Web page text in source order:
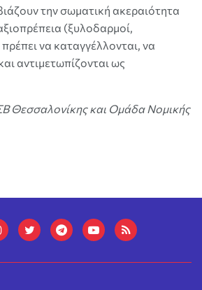
την σωματική ακεραιότητα
(ξυλοδαρμοί,
να καταγγέλλονται, να
αντιμετωπίζονται ως
Θεσσαλονίκης και Ομάδα Νομικής